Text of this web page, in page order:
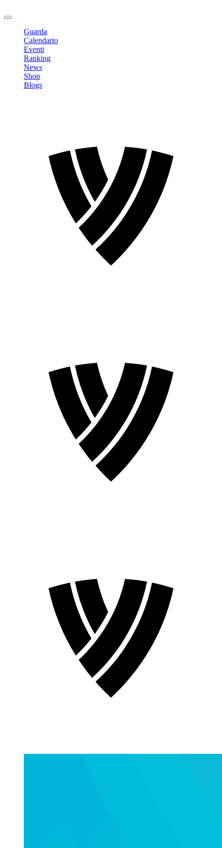
Guarda
Calendario
Eventi
Ranking
News
Shop
Blogs